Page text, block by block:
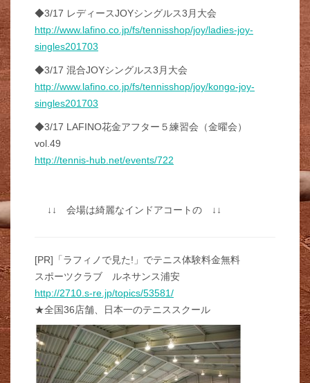
◆3/17 レディースJOYシングルス3月大会
http://www.lafino.co.jp/fs/tennisshop/joy/ladies-joy-
singles201703
◆3/17 混合JOYシングルス3月大会
http://www.lafino.co.jp/fs/tennisshop/joy/kongo-joy-
singles201703
◆3/17 LAFINO花金アフター５練習会（金曜会）
vol.49
http://tennis-hub.net/events/722
↓↓ 会場は綺麗なインドアコートの ↓↓
[PR]「ラフィノで見た!」でテニス体験料金無料
スポーツクラブ ルネサンス浦安
http://2710.s-re.jp/topics/53581/
★全国36店舗、日本一のテニススクール